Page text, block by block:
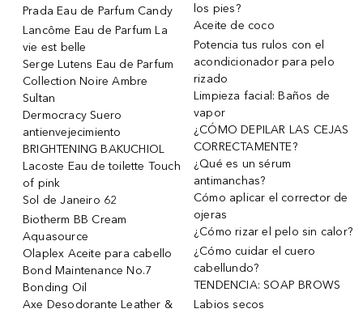
Prada Eau de Parfum Candy
Lancôme Eau de Parfum La
vie est belle
Serge Lutens Eau de Parfum
Collection Noire Ambre
Sultan
Dermocracy Suero
antienvejecimiento
BRIGHTENING BAKUCHIOL
Lacoste Eau de toilette Touch
of pink
Sol de Janeiro 62
Biotherm BB Cream
Aquasource
Olaplex Aceite para cabello
Bond Maintenance No.7
Bonding Oil
Axe Desodorante Leather &
los pies?
Aceite de coco
Potencia tus rulos con el
acondicionador para pelo
rizado
Limpieza facial: Baños de
vapor
¿CÓMO DEPILAR LAS CEJAS
CORRECTAMENTE?
¿Qué es un sérum
antimanchas?
Cómo aplicar el corrector de
ojeras
¿Cómo rizar el pelo sin calor?
¿Cómo cuidar el cuero
cabellundo?
TENDENCIA: SOAP BROWS
Labios secos